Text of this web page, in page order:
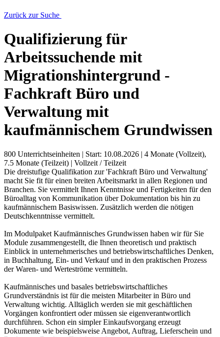
Zurück zur Suche
Qualifizierung für
Arbeitssuchende mit
Migrationshintergrund -
Fachkraft Büro und
Verwaltung mit
kaufmännischem Grundwissen
800 Unterrichtseinheiten | Start: 10.08.2026 | 4 Monate (Vollzeit),
7.5 Monate (Teilzeit) | Vollzeit / Teilzeit
Die dreistufige Qualifikation zur 'Fachkraft Büro und Verwaltung'
macht Sie fit für einen breiten Arbeitsmarkt in allen Regionen und
Branchen. Sie vermittelt Ihnen Kenntnisse und Fertigkeiten für den
Büroalltag von Kommunikation über Dokumentation bis hin zu
kaufmännischem Basiswissen. Zusätzlich werden die nötigen
Deutschkenntnisse vermittelt.
Im Modulpaket Kaufmännisches Grundwissen haben wir für Sie
Module zusammengestellt, die Ihnen theoretisch und praktisch
Einblick in unternehmerisches und betriebswirtschaftliches Denken,
in Buchhaltung, Ein- und Verkauf und in den praktischen Prozess
der Waren- und Werteströme vermitteln.
Kaufmännisches und basales betriebswirtschaftliches
Grundverständnis ist für die meisten Mitarbeiter in Büro und
Verwaltung wichtig. Alltäglich werden sie mit geschäftlichen
Vorgängen konfrontiert oder müssen sie eigenverantwortlich
durchführen. Schon ein simpler Einkaufsvorgang erzeugt
Dokumente wie beispielsweise Angebot, Auftrag, Lieferschein und